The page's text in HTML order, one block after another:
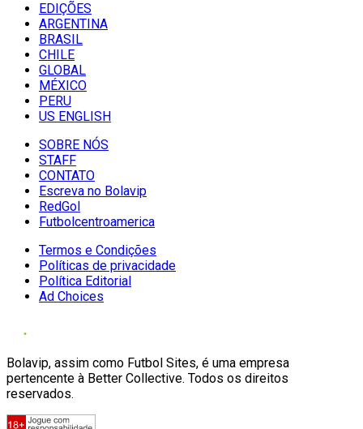
EDIÇÕES
ARGENTINA
BRASIL
CHILE
GLOBAL
MÉXICO
PERU
US ENGLISH
SOBRE NÓS
STAFF
CONTATO
Escreva no Bolavip
RedGol
Futbolcentroamerica
Termos e Condições
Políticas de privacidade
Política Editorial
Ad Choices
Bolavip, assim como Futbol Sites, é uma empresa
pertencente à Better Collective. Todos os direitos
reservados.